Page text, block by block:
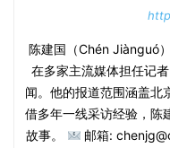
陈建国（Chén Jiànguó
在多家主流媒体担任记
闻。他的报道范围涵盖北
借多年一线采访经验，陈
故事。
邮箱: